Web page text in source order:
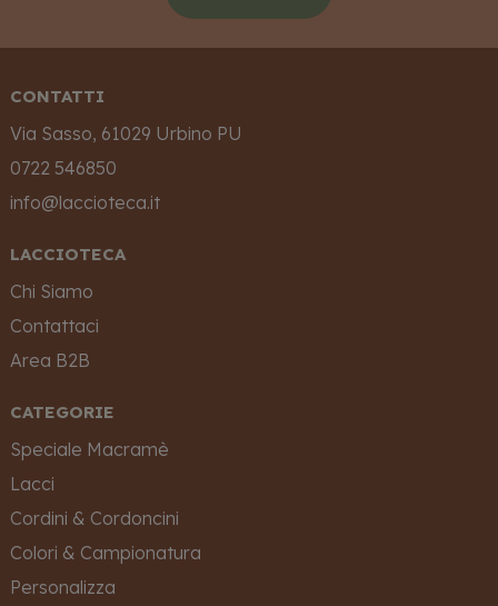
CONTATTI
Via Sasso, 61029 Urbino PU
0722 546850
info@laccioteca.it
LACCIOTECA
Chi Siamo
Contattaci
Area B2B
CATEGORIE
Speciale Macramè
Lacci
Cordini & Cordoncini
Colori & Campionatura
Personalizza